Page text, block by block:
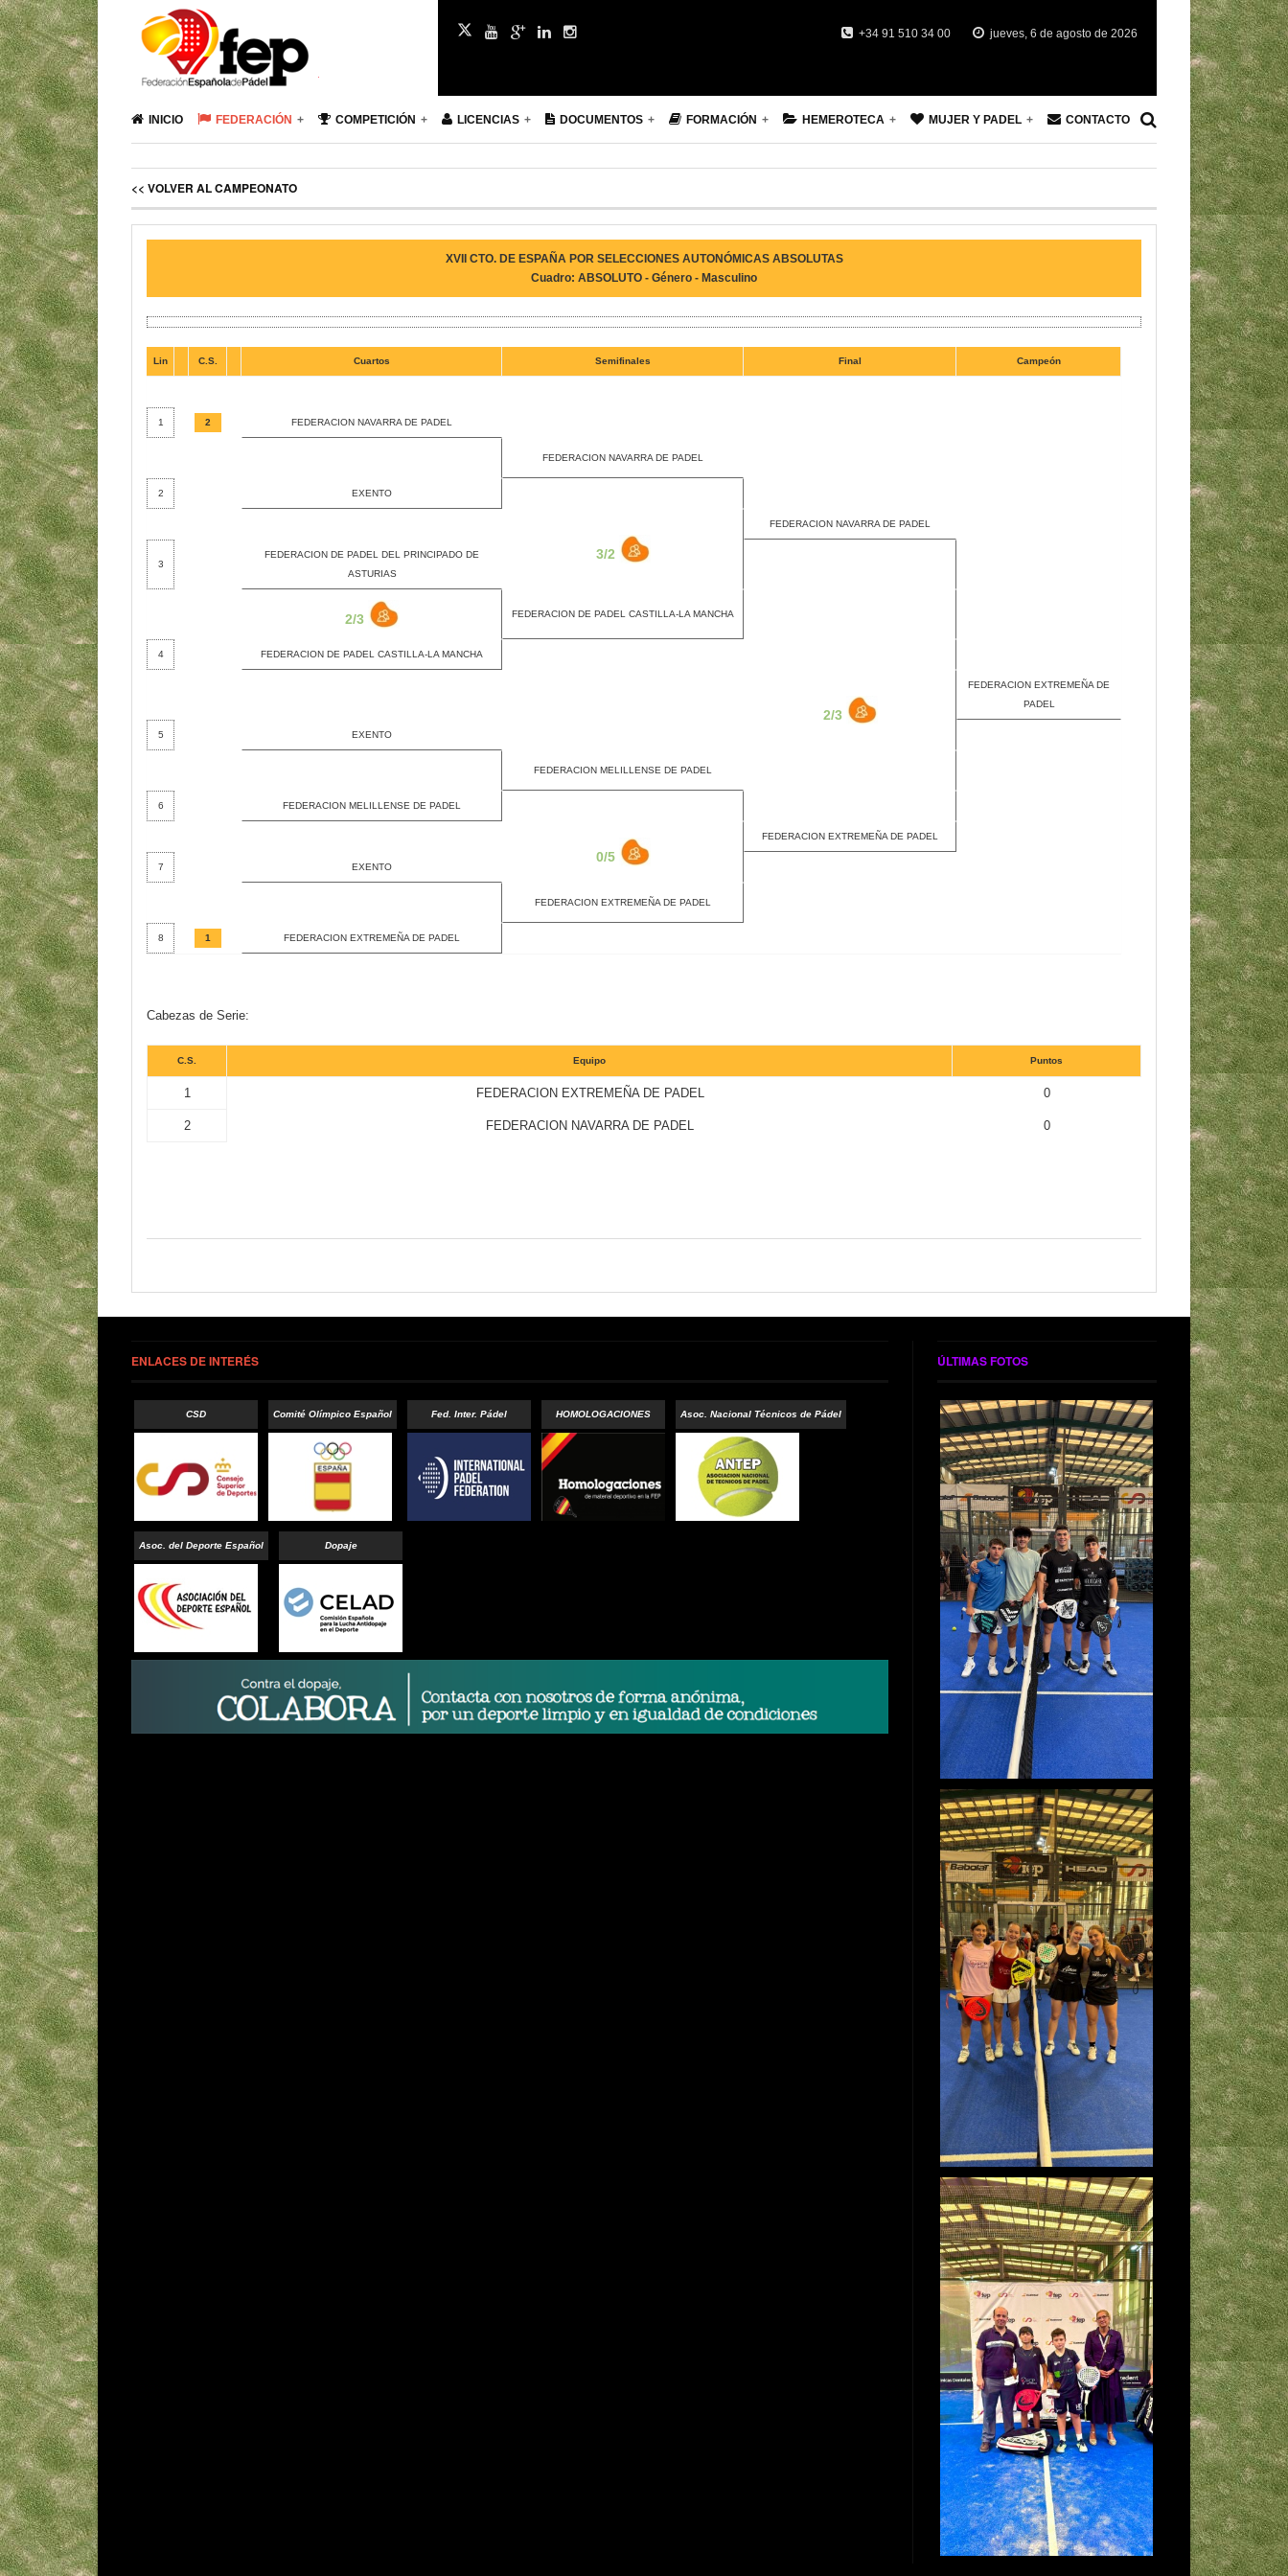
+34 91 510 34 00 jueves, 6 de agosto de 2026
INICIO FEDERACIÓN COMPETICIÓN LICENCIAS DOCUMENTOS FORMACIÓN HEMEROTECA MUJER Y PADEL CONTACTO
<< VOLVER AL CAMPEONATO
XVII CTO. DE ESPAÑA POR SELECCIONES AUTONÓMICAS ABSOLUTAS
Cuadro: ABSOLUTO - Género - Masculino
Lin C.S. Cuartos Semifinales Final Campeón
1 2 FEDERACION NAVARRA DE PADEL
FEDERACION NAVARRA DE PADEL
2 EXENTO
3/2
FEDERACION NAVARRA DE PADEL
3
FEDERACION DE PADEL DEL PRINCIPADO DE
ASTURIAS
2/3 FEDERACION DE PADEL CASTILLA-LA MANCHA
4 FEDERACION DE PADEL CASTILLA-LA MANCHA
2/3
FEDERACION EXTREMEÑA DE
PADEL
5 EXENTO
FEDERACION MELILLENSE DE PADEL
6 FEDERACION MELILLENSE DE PADEL
0/5
FEDERACION EXTREMEÑA DE PADEL
7 EXENTO
FEDERACION EXTREMEÑA DE PADEL
8 1 FEDERACION EXTREMEÑA DE PADEL
Cabezas de Serie:
C.S. Equipo Puntos
1 FEDERACION EXTREMEÑA DE PADEL 0
2 FEDERACION NAVARRA DE PADEL 0
ENLACES DE INTERÉS
CSD Comité Olímpico Español Fed. Inter. Pádel HOMOLOGACIONES Asoc. Nacional Técnicos de Pádel
Asoc. del Deporte Español Dopaje
ÚLTIMAS FOTOS